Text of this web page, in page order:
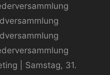
| Samstag, 31.